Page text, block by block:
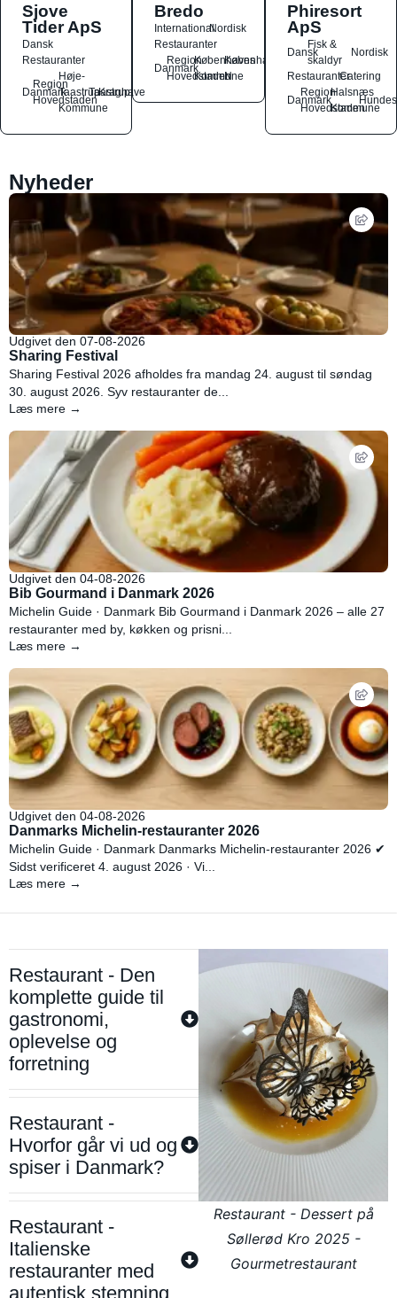
Sjove
Tider ApS
Dansk
Restauranter
Danmark
Region
Hovedstaden
Høje-
Taastrup
Kommune
Taastrup
Kraghave
Bredo
InternationalNordisk
Restauranter
Danmark
Region
Hovedstaden
Københavns
Kommune
København
N
Phiresort
ApS
Dansk
Fisk &
skaldyr
Nordisk
RestauranterCatering
Danmark
Region
Hovedstaden
Halsnæs
Kommune
Nyheder
Udgivet den 07-08-2026
Sharing Festival
Sharing Festival 2026 afholdes fra mandag 24. august til søndag
30. august 2026. Syv restauranter de...
Læs mere →
Udgivet den 04-08-2026
Bib Gourmand i Danmark 2026
Michelin Guide · Danmark Bib Gourmand i Danmark 2026 – alle 27
restauranter med by, køkken og prisni...
Læs mere →
Udgivet den 04-08-2026
Danmarks Michelin-restauranter 2026
Michelin Guide · Danmark Danmarks Michelin-restauranter 2026 ✔
Sidst verificeret 4. august 2026 · Vi...
Læs mere →
Restaurant - Den
komplette guide til
gastronomi,
oplevelse og
forretning
Restaurant -
Hvorfor går vi ud og
spiser i Danmark?
Restaurant -
Italienske
restauranter med
autentisk stemning
Restaurant - Dessert på
Søllerød Kro 2025 -
Gourmetrestaurant